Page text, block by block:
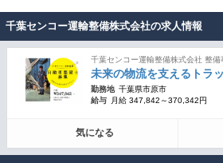
千葉センコー運輸整備株式会社の求人情報
千葉センコー運輸整備株式会社 整備
未来の物流を支えるトラ
勤務地 千葉県市原市
給与
月給 347,842～370,342円
気になる